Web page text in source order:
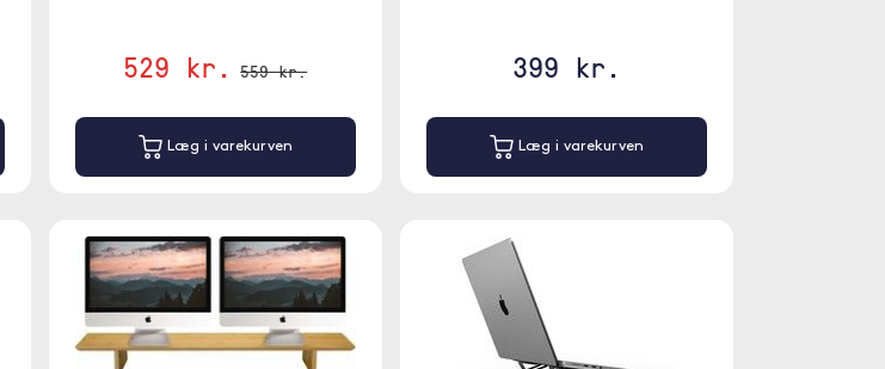
529 kr. 559 kr.
Læg i varekurven
399 kr.
Læg i varekurven